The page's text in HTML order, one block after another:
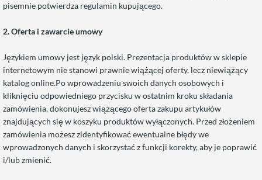
pisemnie potwierdza regulamin kupującego.
2. Oferta i zawarcie umowy
Językiem umowy jest język polski. Prezentacja produktów w sklepie
internetowym nie stanowi prawnie wiążącej oferty, lecz niewiążący
katalog online.Po wprowadzeniu swoich danych osobowych i
kliknięciu odpowiedniego przycisku w ostatnim kroku składania
zamówienia, dokonujesz wiążącego oferta zakupu artykułów
znajdujących się w koszyku produktów wyłączonych. Przed złożeniem
zamówienia możesz zidentyfikować ewentualne błędy we
wprowadzonych danych i skorzystać z funkcji korekty, aby je poprawić
i/lub zmienić.